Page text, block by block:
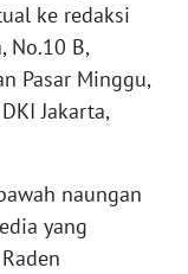
ke redaksi
No.10 B,
Pasar Minggu,
Jakarta,
naungan
yang